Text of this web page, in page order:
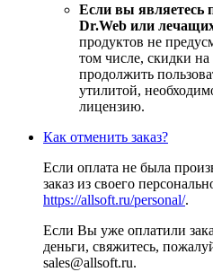
Если вы являетесь
Dr.Web или
продуктов не
том числе, скидки
продолжить
утилитой,
лицензию.
Как отменить заказ?
Если оплата не была
заказ из своего
https://allsoft.ru/personal/.
Если Вы уже оплатили
деньги, свяжитесь,
sales@allsoft.ru.